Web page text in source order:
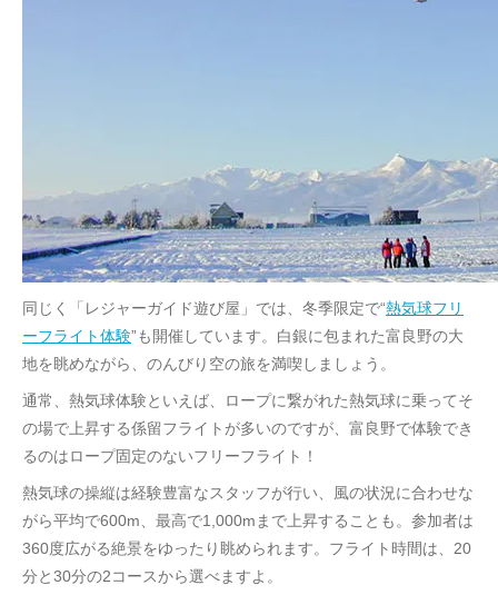
同じく「レジャーガイド遊び屋」では、冬季限定で“熱気球フリ
ーフライト体験”も開催しています。白銀に包まれた富良野の大
地を眺めながら、のんびり空の旅を満喫しましょう。
通常、熱気球体験といえば、ロープに繋がれた熱気球に乗ってそ
の場で上昇する係留フライトが多いのですが、富良野で体験でき
るのはロープ固定のないフリーフライト！
熱気球の操縦は経験豊富なスタッフが行い、風の状況に合わせな
がら平均で600m、最高で1,000mまで上昇することも。参加者は
360度広がる絶景をゆったり眺められます。フライト時間は、20
分と30分の2コースから選べますよ。